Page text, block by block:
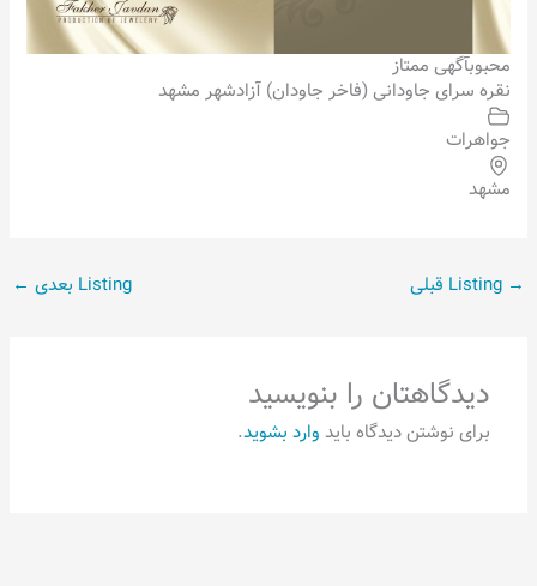
محبوبآگهی ممتاز
نقره سرای جاودانی (فاخر جاودان) آزادشهر مشهد
جواهرات
مشهد
→ Listing بعدی ←
دیدگاهتان را بنویسید
برای نوشتن دیدگاه باید وارد بشوید.